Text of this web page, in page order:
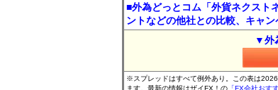
■外為どっとコム「外貨ネクスト
ントなどの他社との比較、キャ
▼外
※スプレッドはすべて例外あり。この表は
ます。最新の情報はザイFX！の 「FX会社おす